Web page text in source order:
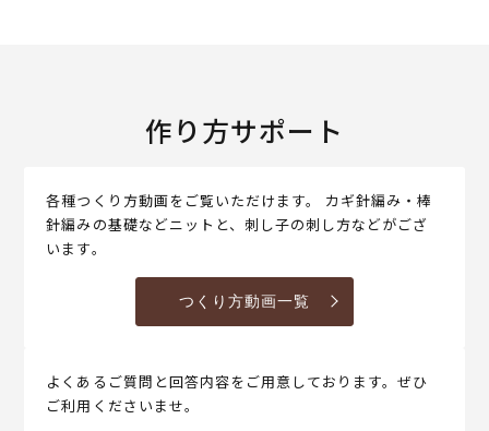
作り方サポート
各種つくり方動画をご覧いただけます。 カギ針編み・棒
針編みの基礎などニットと、刺し子の刺し方などがござ
います。
つくり方動画一覧
よくあるご質問と回答内容をご用意しております。ぜひ
ご利用くださいませ。